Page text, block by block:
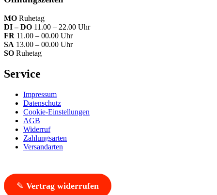
MO Ruhetag
DI – DO 11.00 – 22.00 Uhr
FR 11.00 – 00.00 Uhr
SA 13.00 – 00.00 Uhr
SO Ruhetag
Service
Impressum
Datenschutz
Cookie-Einstellungen
AGB
Widerruf
Zahlungsarten
Versandarten
✎ Vertrag widerrufen